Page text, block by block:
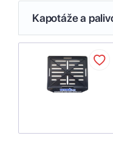
Kapotáže a